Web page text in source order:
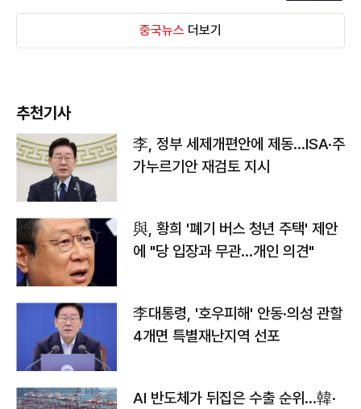
중국뉴스 더보기
추천기사
李, 정부 세제개편안에 제동…ISA·주
가누르기안 재검토 지시
與, 황희 '폐기 버스 청년 주택' 제안
에 "당 입장과 무관…개인 의견"
李대통령, '호우피해' 안동·의성 관할
4개면 특별재난지역 선포
AI 반도체가 뒤집은 수출 순위…韓·